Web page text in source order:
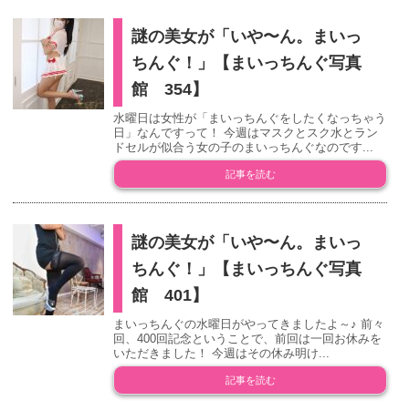
謎の美女が「いや〜ん。まいっ
ちんぐ！」【まいっちんぐ写真
館 354】
水曜日は女性が「まいっちんぐをしたくなっちゃう
日」なんですって！ 今週はマスクとスク水とラン
ドセルが似合う女の子のまいっちんぐなのです...
記事を読む
謎の美女が「いや〜ん。まいっ
ちんぐ！」【まいっちんぐ写真
館 401】
まいっちんぐの水曜日がやってきましたよ～♪ 前々
回、400回記念ということで、前回は一回お休みを
いただきました！ 今週はその休み明け...
記事を読む